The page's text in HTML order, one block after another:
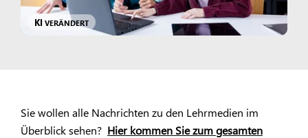
KI VERÄNDERT
Sie wollen alle Nachrichten zu den Lehrmedien im
Überblick sehen? Hier kommen Sie zum gesamten